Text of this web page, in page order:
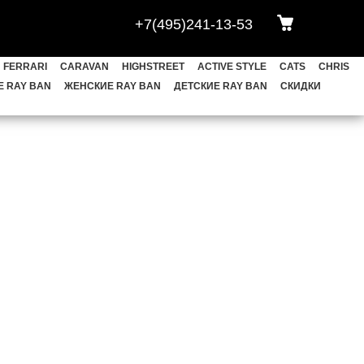
+7(495)241-13-53
FERRARI CARAVAN HIGHSTREET ACTIVE STYLE CATS
CHRIS
BAN ЖЕНСКИЕ RAY BAN ДЕТСКИЕ RAY BAN
СКИДКИ
OVAL BLAZE
CHRIS FRANK LEONARD